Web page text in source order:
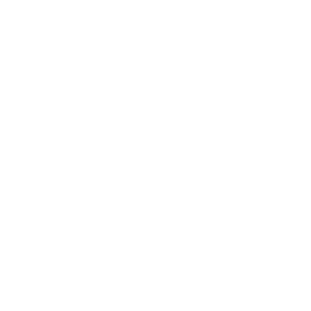
Events.
für Ihr erfolgreiches Projekt und die strategische